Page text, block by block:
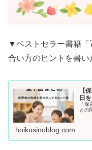
▼ベストセラー書籍「
合い方のヒントを書い
【
日
「
との
hoikusinoblog.com